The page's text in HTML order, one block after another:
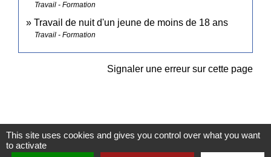
Travail - Formation
Travail de nuit d'un jeune de moins de 18 ans
Travail - Formation
Signaler une erreur sur cette page
This site uses cookies and gives you control over what you want
to activate